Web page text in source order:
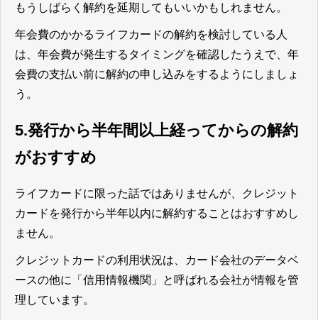
もうしばらく解約を延期してもいいかもしれません。
年会費のかかるライフカードの解約を検討している人
は、年会費が発生するタイミングを確認したうえで、年
会費の支払い前に解約の申し込みをするようにしましょ
う。
5.発行から半年間以上経ってからの解約
がおすすめ
ライフカードに限った話ではありませんが、クレジット
カードを発行から半年以内に解約することはおすすめし
ません。
クレジットカードの利用状況は、カード会社のデータベ
ースの他に「信用情報機関」と呼ばれる会社が情報を管
理しています。